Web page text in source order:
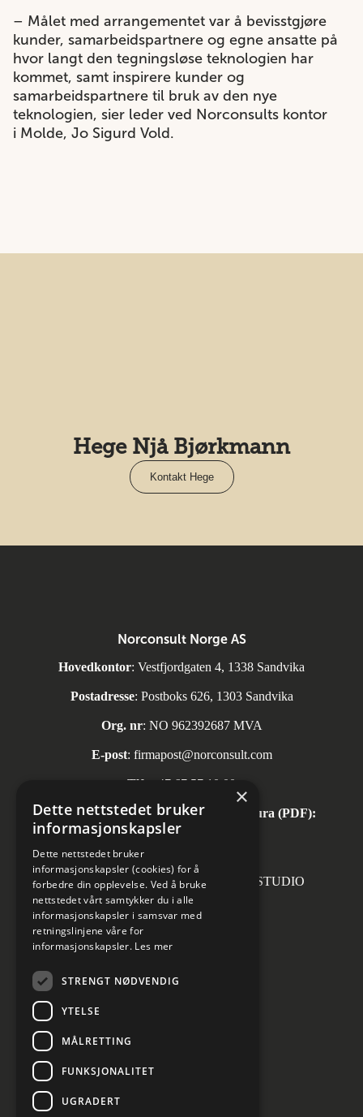
– Målet med arrangementet var å bevisstgjøre
kunder, samarbeidspartnere og egne ansatte på
hvor langt den tegningsløse teknologien har
kommet, samt inspirere kunder og
samarbeidspartnere til bruk av den nye
teknologien, sier leder ved Norconsults kontor
i Molde, Jo Sigurd Vold.
Hege Njå Bjørkmann
Kontakt Hege
Norconsult Norge AS
Hovedkontor: Vestfjordgaten 4, 1338 Sandvika
Postadresse: Postboks 626, 1303 Sandvika
Org. nr: NO 962392687 MVA
E-post: firmapost@norconsult.com
Tlf: +47 67 57 10 00
Automatisk mottak av inngående faktura (PDF):
invoice.no@norconsult.com
Forsidefoto: RASMUS HJORTSHOJ STUDIO
Cookies innstillinger
×
Dette nettstedet bruker
informasjonskapsler
Dette nettstedet bruker
informasjonskapsler (cookies) for å
forbedre din opplevelse. Ved å bruke
nettstedet vårt samtykker du i alle
informasjonskapsler i samsvar med
retningslinjene våre for
informasjonskapsler. Les mer
STRENGT NØDVENDIG
YTELSE
MÅLRETTING
FUNKSJONALITET
UGRADERT